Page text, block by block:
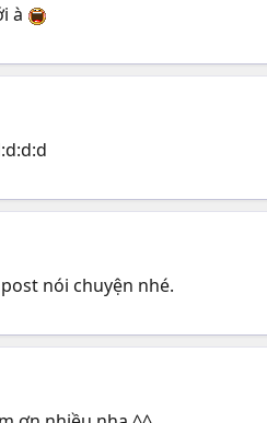
à
nói chuyện nhé.